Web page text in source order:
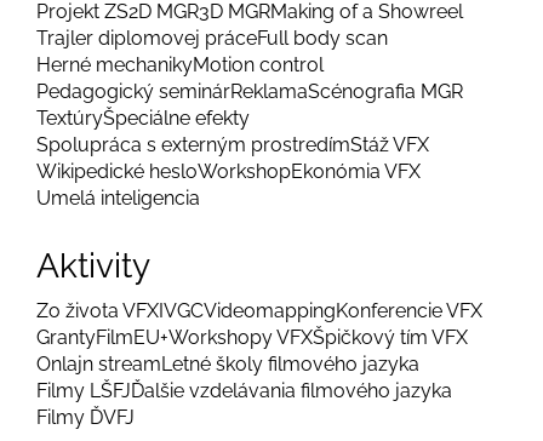
Projekt ZS2D MGR3D MGRMaking of a Showreel
Trajler diplomovej práceFull body scan
Herné mechanikyMotion control
Pedagogický seminárReklamaScénografia MGR
TextúryŠpeciálne efekty
Spolupráca s externým prostredímStáž VFX
Wikipedické hesloWorkshopEkonómia VFX
Umelá inteligencia
Aktivity
Zo života VFX IVGCVideomappingKonferencie VFX
GrantyFilmEU+Workshopy VFXŠpičkový tím VFX
Onlajn streamLetné školy filmového jazyka
Filmy LŠFJĎalšie vzdelávania filmového jazyka
Filmy ĎVFJ